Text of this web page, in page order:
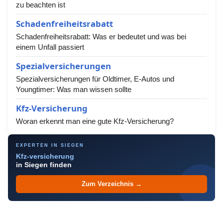
zu beachten ist
Schadenfreiheitsrabatt
Schadenfreiheitsrabatt: Was er bedeutet und was bei
einem Unfall passiert
Spezialversicherungen
Spezialversicherungen für Oldtimer, E-Autos und
Youngtimer: Was man wissen sollte
Kfz-Versicherung
Woran erkennt man eine gute Kfz-Versicherung?
EXPERTEN IN SIEGEN
Kfz-versicherung
in Siegen finden
Zum Verzeichnis →